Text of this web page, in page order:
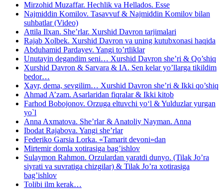
Mirzohid Muzaffar. Hechlik va Hellados. Esse
Najmiddin Komilov. Tasavvuf & Najmiddin Komilov bilan
suhbatlar (Video)
Attila Ilxan. She’rlar. Xurshid Davron tarjimalari
Rajab Xolbek. Xurshid Davron va uning kutubxonasi haqida
Abduhamid Pardayev. Yangi to’rtliklar
Unutayin degandim seni… Xurshid Davron she’ri & Qo’shiq
Xurshid Davron & Sarvara & IA. Sen kelar yo’llarga tikildim
bedor…
Xayr, dema, sevgilim… Xurshid Davron she’ri & Ikki qo’shiq
Ahmad A’zam. Asarlaridan fiqralar & Ikki kitob
Farhod Bobojonov. Orzuga eltuvchi yo‘l & Yulduzlar yurgan
yo`l
Anna Axmatova. She’rlar & Anatoliy Nayman. Anna
Ibodat Rajabova. Yangi she’rlar
Federiko Garsia Lorka. «Tamarit devoni»dan
Mirtemir domla xotirasiga bag’ishlov
Sulaymon Rahmon. Orzulardan yaratdi dunyo. (Tilak Jo’ra
siyrati va suvratiga chizgilar) & Tilak Jo’ra xotirasiga
bag’ishlov
Tolibi ilm kerak…